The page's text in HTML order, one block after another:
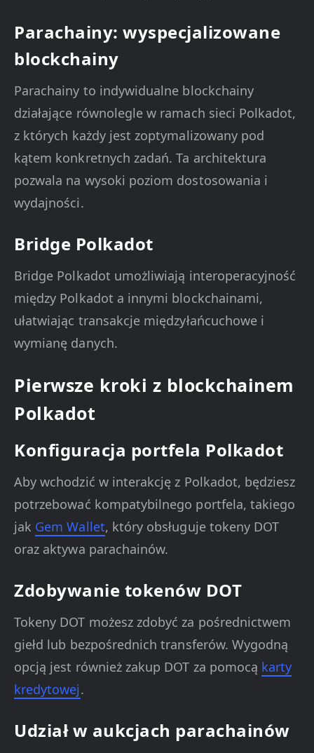
Parachainy: wyspecjalizowane
blockchainy
Parachainy to indywidualne blockchainy
działające równolegle w ramach sieci Polkadot,
z których każdy jest zoptymalizowany pod
kątem konkretnych zadań. Ta architektura
pozwala na wysoki poziom dostosowania i
wydajności.
Bridge Polkadot
Bridge Polkadot umożliwiają interoperacyjność
między Polkadot a innymi blockchainami,
ułatwiając transakcje międzyłańcuchowe i
wymianę danych.
Pierwsze kroki z blockchainem
Polkadot
Konfiguracja portfela Polkadot
Aby wchodzić w interakcję z Polkadot, będziesz
potrzebować kompatybilnego portfela, takiego
jak Gem Wallet, który obsługuje tokeny DOT
oraz aktywa parachainów.
Zdobywanie tokenów DOT
Tokeny DOT możesz zdobyć za pośrednictwem
giełd lub bezpośrednich transferów. Wygodną
opcją jest również zakup DOT za pomocą karty
kredytowej.
Udział w aukcjach parachainów